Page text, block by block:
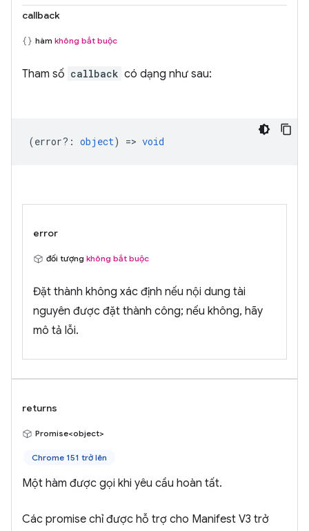
callback
hàm không bắt buộc
Tham số callback có dạng như sau:
(error? : object) => void
error
đối tượng không bắt buộc
Đặt thành không xác định nếu nội dung tài
nguyên được đặt thành công; nếu không, hãy
mô tả lỗi.
returns
Promise<object>
Chrome 151 trở lên
Một hàm được gọi khi yêu cầu hoàn tất.
Các promise chỉ được hỗ trợ cho Manifest V3 trở